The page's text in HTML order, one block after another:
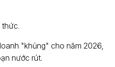
"khủng" cho năm 2026,
nước rút.